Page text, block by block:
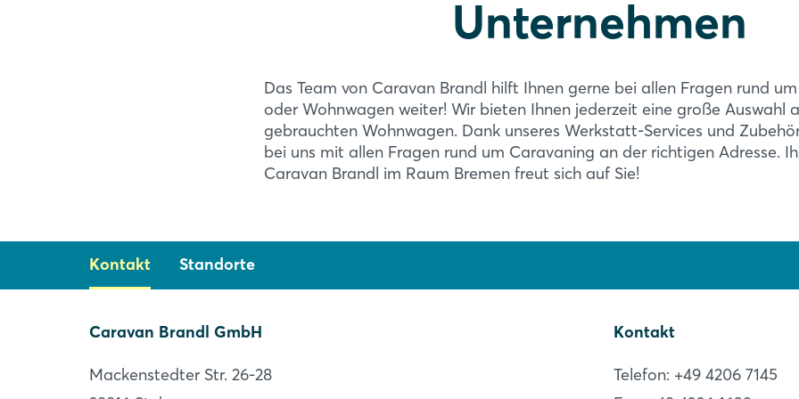
Fahrradschutzhülle
erster Linie für
Kastenform ist sie
auf einem
Unternehmen
Das Team von Caravan Brandl hilft Ihnen gerne bei allen Fragen rund
oder Wohnwagen weiter! Wir bieten Ihnen jederzeit eine große Auswahl
gebrauchten Wohnwagen. Dank unseres Werkstatt-Services und
bei uns mit allen Fragen rund um Caravaning an der richtigen Adresse.
Caravan Brandl im Raum Bremen freut sich auf Sie!
Kontakt Standorte
Caravan Brandl GmbH
Mackenstedter Str. 26-28
Kontakt
Telefon: +49 4206 7145
Caravan Brandl GmbH
Stuhr
Einloggen
Passwort vergessen?